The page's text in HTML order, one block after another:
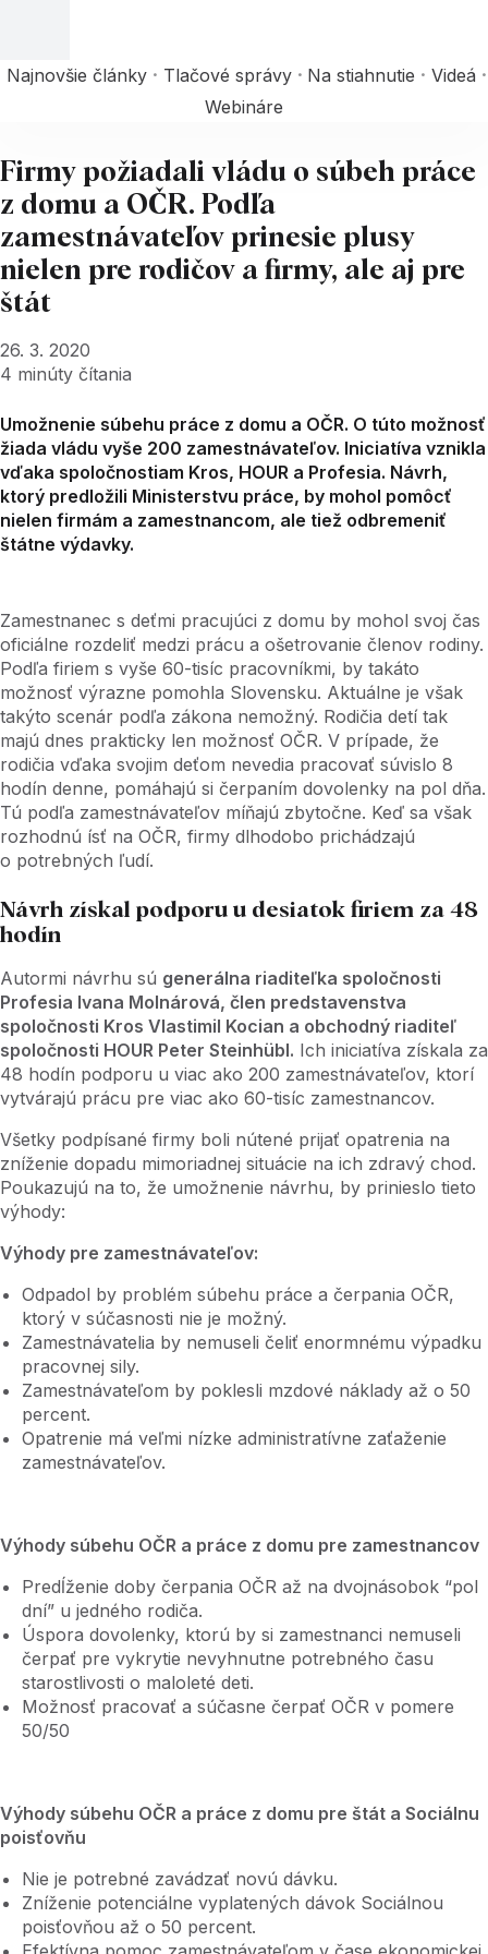
Najnovšie články Tlačové správy Na stiahnutie
Videá
Webináre
Firmy požiadali vládu o súbeh práce
z domu a OČR. Podľa
zamestnávateľov prinesie plusy
nielen pre rodičov a firmy, ale aj pre
štát
26. 3. 2020
4 minúty čítania
Umožnenie súbehu práce z domu a OČR. O túto možnosť
žiada vládu vyše 200 zamestnávateľov. Iniciatíva vznikla
vďaka spoločnostiam Kros, HOUR a Profesia. Návrh,
ktorý predložili Ministerstvu práce, by mohol pomôcť
nielen firmám a zamestnancom, ale tiež odbremeniť
štátne výdavky.
Zamestnanec s deťmi pracujúci z domu by mohol svoj čas
oficiálne rozdeliť medzi prácu a ošetrovanie členov rodiny.
Podľa firiem s vyše 60-tisíc pracovníkmi, by takáto
možnosť výrazne pomohla Slovensku. Aktuálne je však
takýto scenár podľa zákona nemožný. Rodičia detí tak
majú dnes prakticky len možnosť OČR. V prípade, že
rodičia vďaka svojim deťom nevedia pracovať súvislo 8
hodín denne, pomáhajú si čerpaním dovolenky na pol dňa.
Tú podľa zamestnávateľov míňajú zbytočne. Keď sa však
rozhodnú ísť na OČR, firmy dlhodobo prichádzajú
o potrebných ľudí.
Návrh získal podporu u desiatok firiem za 48
hodín
Autormi návrhu sú generálna riaditeľka spoločnosti
Profesia Ivana Molnárová, člen predstavenstva
spoločnosti Kros Vlastimil Kocian a obchodný riaditeľ
spoločnosti HOUR Peter Steinhübl. Ich iniciatíva získala za
48 hodín podporu u viac ako 200 zamestnávateľov, ktorí
vytvárajú prácu pre viac ako 60-tisíc zamestnancov.
Všetky podpísané firmy boli nútené prijať opatrenia na
zníženie dopadu mimoriadnej situácie na ich zdravý chod.
Poukazujú na to, že umožnenie návrhu, by prinieslo tieto
výhody:
Výhody pre zamestnávateľov:
Odpadol by problém súbehu práce a čerpania OČR,
ktorý v súčasnosti nie je možný.
Zamestnávatelia by nemuseli čeliť enormnému výpadku
pracovnej sily.
Zamestnávateľom by poklesli mzdové náklady až o 50
percent.
Opatrenie má veľmi nízke administratívne zaťaženie
zamestnávateľov.
Výhody súbehu OČR a práce z domu pre zamestnancov
Predĺženie doby čerpania OČR až na dvojnásobok “pol
dní” u jedného rodiča.
Úspora dovolenky, ktorú by si zamestnanci nemuseli
čerpať pre vykrytie nevyhnutne potrebného času
starostlivosti o maloleté deti.
Možnosť pracovať a súčasne čerpať OČR v pomere
50/50
Výhody súbehu OČR a práce z domu pre štát a Sociálnu
poisťovňu
Nie je potrebné zavádzať novú dávku.
Zníženie potenciálne vyplatených dávok Sociálnou
poisťovňou až o 50 percent.